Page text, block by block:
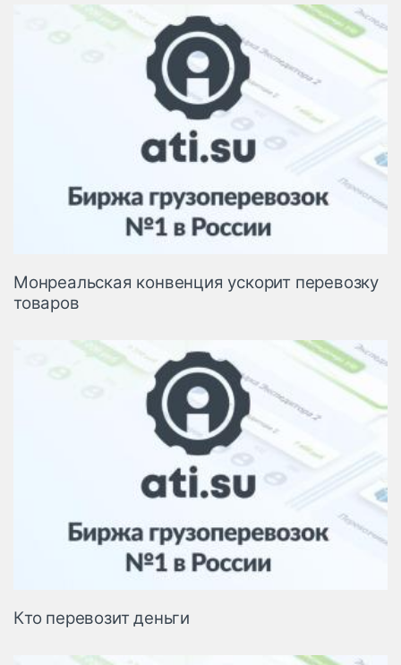
Монреальская конвенция ускорит перевозку
товаров
Кто перевозит деньги